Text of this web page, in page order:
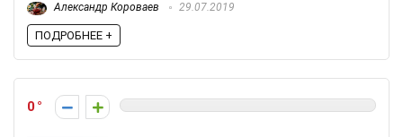
Александр Короваев 29.07.2019
ПОДРОБНЕЕ +
0